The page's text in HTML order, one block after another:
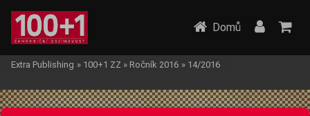
Domů
Extra Publishing » 100+1 ZZ » Ročník 2016 » 14/2016